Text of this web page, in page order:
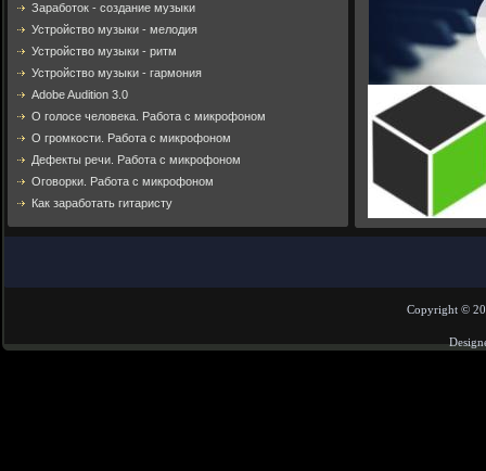
Заработок - создание музыки
Устройство музыки - мелодия
Устройство музыки - ритм
Устройство музыки - гармония
Adobe Audition 3.0
О голосе человека. Работа с микрофоном
О громкости. Работа с микрофоном
Дефекты речи. Работа с микрофоном
Оговорки. Работа с микрофоном
Как заработать гитаристу
Copyright ©